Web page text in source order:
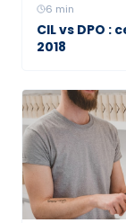
6 min
CIL vs DPO :
2018